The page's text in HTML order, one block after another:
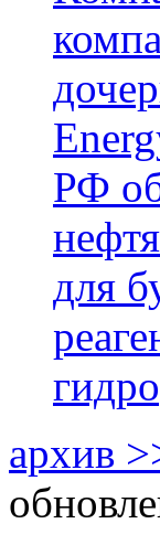
РФ
для
архив